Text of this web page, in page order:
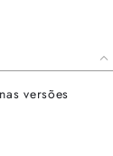
versões